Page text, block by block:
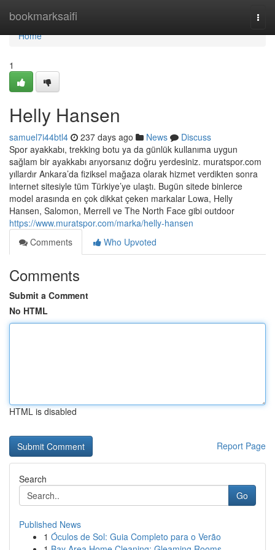
bookmarksaifi
Home
Home
1
Helly Hansen
samuel7i44btl4 237 days ago News
Discuss
Spor ayakkabı, trekking botu ya da günlük kullanıma uygun
sağlam bir ayakkabı arıyorsanız doğru yerdesiniz. muratspor.com
yıllardır Ankara’da fiziksel mağaza olarak hizmet verdikten sonra
internet sitesiyle tüm Türkiye’ye ulaştı. Bugün sitede binlerce
model arasında en çok dikkat çeken markalar Lowa, Helly
Hansen, Salomon, Merrell ve The North Face gibi outdoor
https://www.muratspor.com/marka/helly-hansen
Comments
Who Upvoted
Comments
Submit a Comment
No HTML
HTML is disabled
Report Page
Search
Go
Published News
1 Óculos de Sol: Guia Completo para o Verão